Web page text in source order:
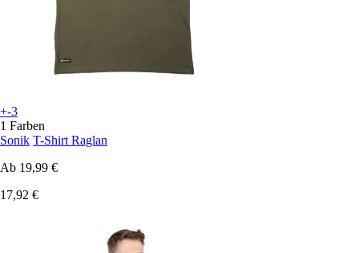
+-3
1 Farben
Sonik T-Shirt Raglan
Ab 19,99 €
17,92 €